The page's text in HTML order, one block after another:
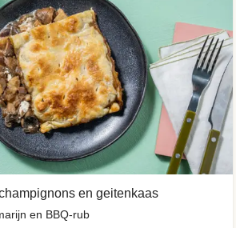
en geitenkaas
en BBQ-rub